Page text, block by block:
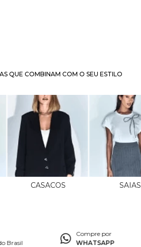
QUE COMBINAM COM O SEU ESTILO
CASACOS SAIAS
Brasil
Compre por
WHATSAPP